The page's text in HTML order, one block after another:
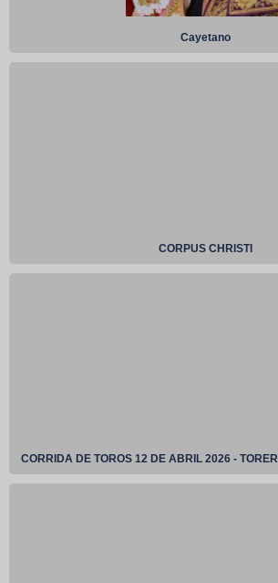
Cayetano
CORPUS CHRISTI
CORRIDA DE TOROS 12 DE ABRIL 2026 -